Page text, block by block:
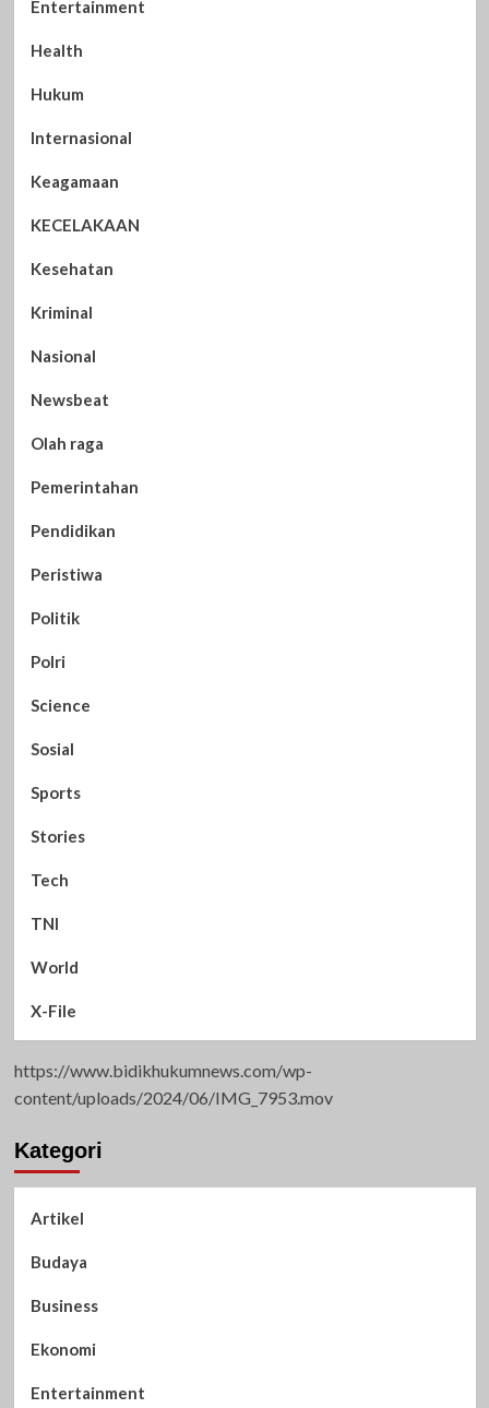
Entertainment
Health
Hukum
Internasional
Keagamaan
KECELAKAAN
Kesehatan
Kriminal
Nasional
Newsbeat
Olah raga
Pemerintahan
Pendidikan
Peristiwa
Politik
Polri
Science
Sosial
Sports
Stories
Tech
TNI
World
X-File
https://www.bidikhukumnews.com/wp-
content/uploads/2024/06/IMG_7953.mov
Kategori
Artikel
Budaya
Business
Ekonomi
Entertainment